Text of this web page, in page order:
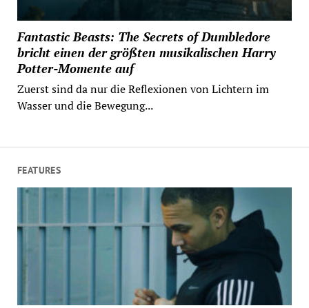
Fantastic Beasts: The Secrets of Dumbledore
bricht einen der größten musikalischen Harry
Potter-Momente auf
Zuerst sind da nur die Reflexionen von Lichtern im
Wasser und die Bewegung...
FEATURES